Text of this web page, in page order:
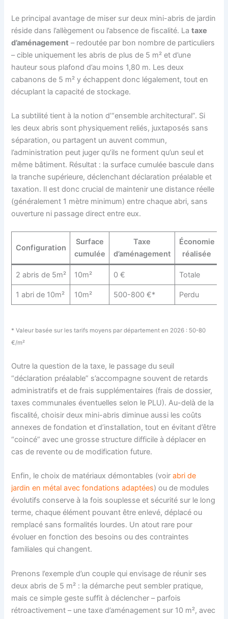
Le principal avantage de miser sur deux mini-abris de jardin
réside dans l’allègement ou l’absence de fiscalité. Lataxe
d’aménagement – redoutée par bon nombre de particuliers
– cible uniquement les abris de plus de 5 m² et d’une
hauteur sous plafond d’au moins 1,80 m. Les deux
cabanons de 5 m² y échappent donc légalement, tout en
décuplant la capacité de stockage.
La subtilité tient à la notion d’“ensemble architectural”. Si
les deux abris sont physiquement reliés, juxtaposés sans
séparation, ou partagent un auvent commun,
l’administration peut juger qu’ils ne forment qu’un seul et
même bâtiment. Résultat : la surface cumulée bascule dans
la tranche supérieure, déclenchant déclaration préalable et
taxation. Il est donc crucial de maintenir une distance réelle
(généralement 1 mètre minimum) entre chaque abri, sans
ouverture ni passage direct entre eux.
Configuration
Surface
cumulée
Taxe
d’aménagement
Économie
réalisée
2 abris de 5m² 10m² 0 € Totale
1 abri de 10m² 10m² 500-800 €* Perdu
* Valeur basée sur les tarifs moyens par département en 2026 : 50-80
€/m²
Outre la question de la taxe, le passage du seuil
“déclaration préalable” s’accompagne souvent de retards
administratifs et de frais supplémentaires (frais de dossier,
taxes communales éventuelles selon le PLU). Au-delà de la
fiscalité, choisir deux mini-abris diminue aussi les coûts
annexes de fondation et d’installation, tout en évitant d’être
“coincé” avec une grosse structure difficile à déplacer en
cas de revente ou de modification future.
Enfin, le choix de matériaux démontables (voirabri de
jardin en métal avec fondations adaptées) ou de modules
évolutifs conserve à la fois souplesse et sécurité sur le long
terme, chaque élément pouvant être enlevé, déplacé ou
remplacé sans formalités lourdes. Un atout rare pour
évoluer en fonction des besoins ou des contraintes
familiales qui changent.
Prenons l’exemple d’un couple qui envisage de réunir ses
deux abris de 5 m² : la démarche peut sembler pratique,
mais ce simple geste suffit à déclencher – parfois
rétroactivement – une taxe d’aménagement sur 10 m², avec